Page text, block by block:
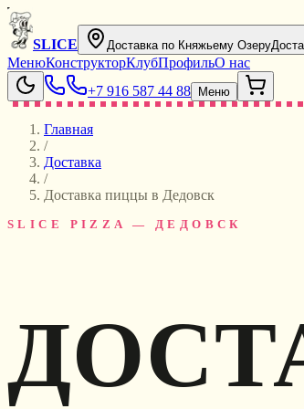
SLICE Доставка по Княжьему Озеру
МенюКонструкторКлубПрофильО нас
+7 916 587 44 88
Меню
Главная
/
Доставка
/
Доставка пиццы в Дедовск
SLICE PIZZA — ДЕДОВСК